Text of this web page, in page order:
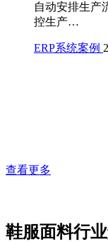
自动安排生产
控生产…
ERP系统案例
查看更多
鞋服面料行